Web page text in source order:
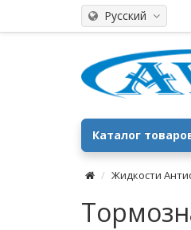
Русский
Каталог
Жидкости